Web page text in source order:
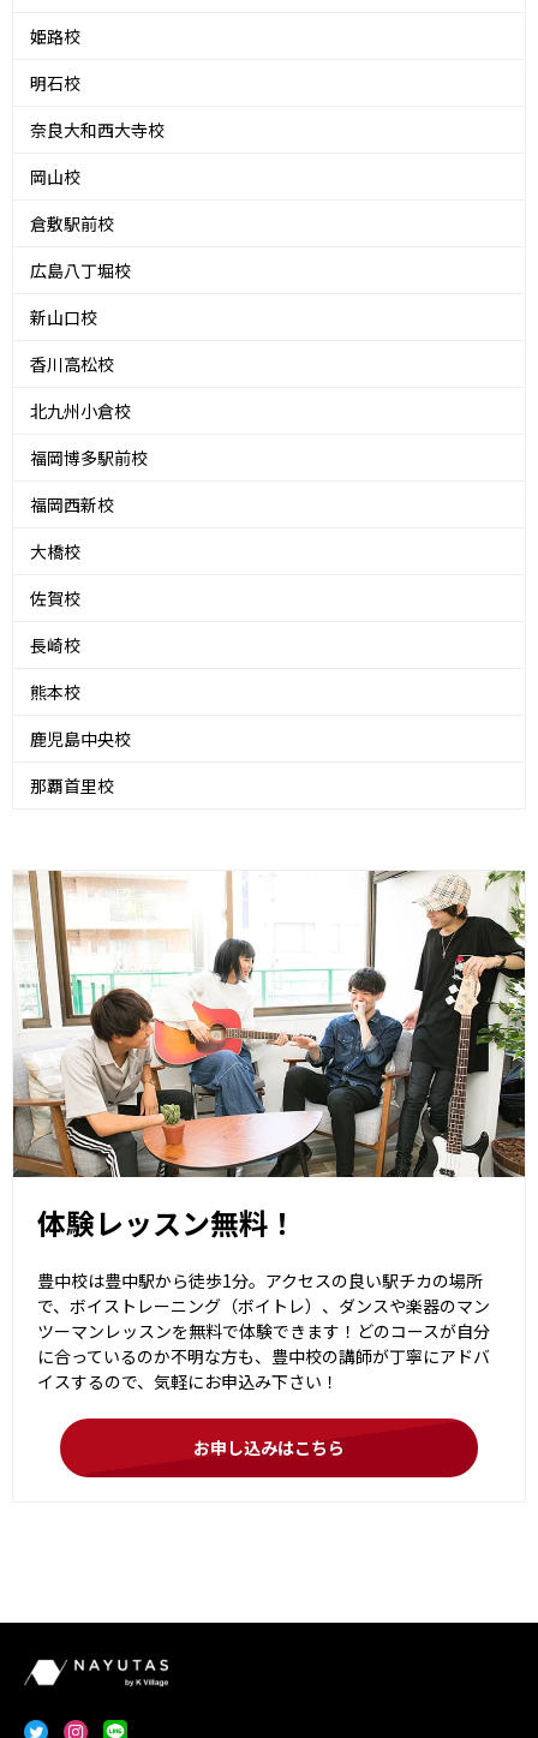
姫路校
明石校
奈良大和西大寺校
岡山校
倉敷駅前校
広島八丁堀校
新山口校
香川高松校
北九州小倉校
福岡博多駅前校
福岡西新校
大橋校
佐賀校
長崎校
熊本校
鹿児島中央校
那覇首里校
体験レッスン無料！
豊中校は豊中駅から徒歩1分。アクセスの良い駅チカの場所
で、ボイストレーニング（ボイトレ）、ダンスや楽器のマン
ツーマンレッスンを無料で体験できます！どのコースが自分
に合っているのか不明な方も、豊中校の講師が丁寧にアドバ
イスするので、気軽にお申込み下さい！
お申し込みはこちら